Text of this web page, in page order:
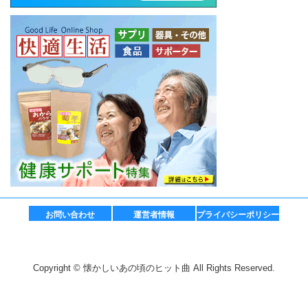
お問い合わせ 運営者情報 プライバシーポリシー
Copyright © 懐かしいあの頃のヒット曲 All Rights Reserved.